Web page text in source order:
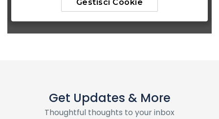
Get Updates & More
Thoughtful thoughts to your inbox